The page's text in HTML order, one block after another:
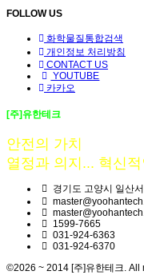
FOLLOW US
화학물질통합검색
개인정보 처리방침
CONTACT US
YOUTUBE
카카오
[주]유한테크
안전의 가치
열정과 의지... 혁신적
경기도 고양시 일산
1599-7665
031-924-6363
031-924-6370
©2026 ~ 2014 [주]유한테크. All